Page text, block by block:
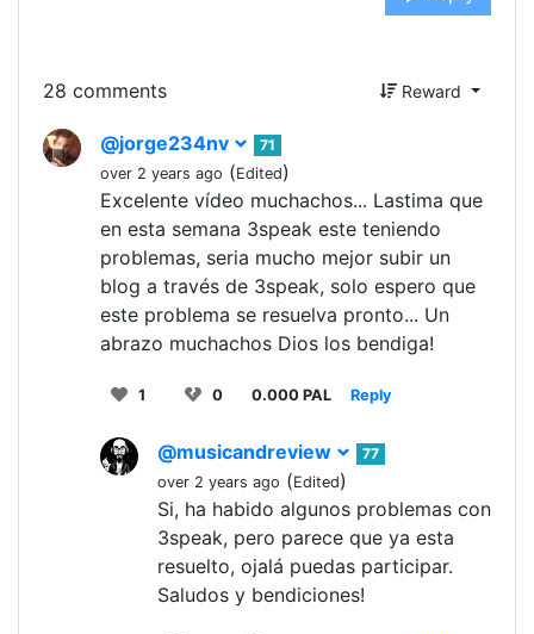
28 comments Reward
@jorge234nv
71
over 2 years ago (Edited)
Excelente vídeo muchachos... Lastima que
en esta semana 3speak este teniendo
problemas, seria mucho mejor subir un
blog a través de 3speak, solo espero que
este problema se resuelva pronto... Un
abrazo muchachos Dios los bendiga!
1 0 0.000 PAL Reply
@musicandreview
77
over 2 years ago (Edited)
Si, ha habido algunos problemas con
3speak, pero parece que ya esta
resuelto, ojalá puedas participar.
Saludos y bendiciones!